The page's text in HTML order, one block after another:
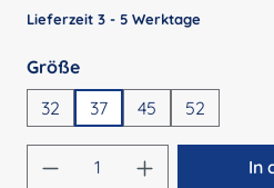
Lieferzeit 3 - 5 Werktage
Größeauswählen
32
37 45 52
Produkt Anzahl: GibIn